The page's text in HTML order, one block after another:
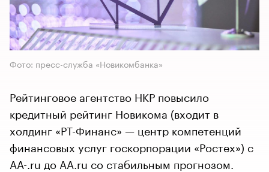
Фото: пресс-служба «Новикомбанка»
Рейтинговое агентство НКР повысило
кредитный рейтинг Новикома (входит в
холдинг «РТ-Финанс» — центр компетенций
финансовых услуг госкорпорации «Ростех») с
AA-.ru до AA.ru со стабильным прогнозом.